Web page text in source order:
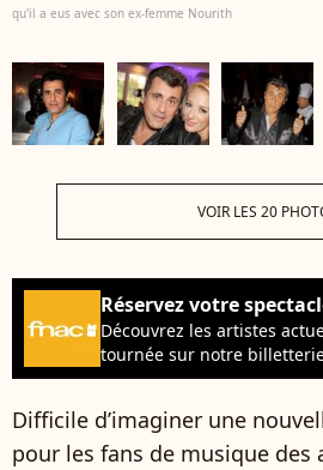
qu'il a eus avec son ex-femme Nourith
VOIR LES 20
Réservez votre
Découvrez les artistes
tournée sur notre
Difficile d’imaginer une
pour les fans de musique des